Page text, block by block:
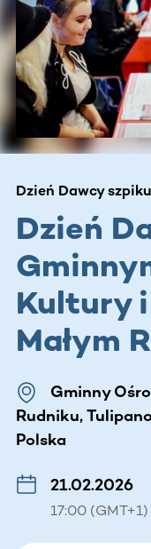
Dzień Dawcy szpiku
Dzień
Kultury
Małym
Gminny
Rudniku,
Polska
21.02.2026
17:00 (GMT+1)